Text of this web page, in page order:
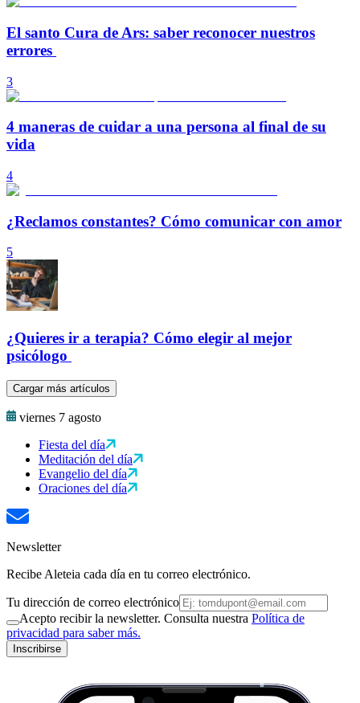
El santo Cura de Ars: saber reconocer nuestros
errores
3
4 maneras de cuidar a una persona al final de su
vida
4
¿Reclamos constantes? Cómo comunicar con amor
5
¿Quieres ir a terapia? Cómo elegir al mejor
psicólogo
Cargar más artículos
viernes 7 agosto
Fiesta del día
Meditación del día
Evangelio del día
Oraciones del día
Newsletter
Recibe Aleteia cada día en tu correo electrónico.
Tu dirección de correo electrónico
Acepto recibir la newsletter. Consulta nuestra Política de
privacidad para saber más.
Inscribirse